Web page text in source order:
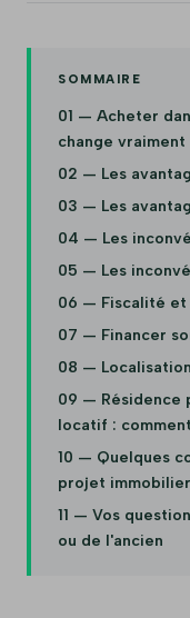
SOMMAIRE
01 — Acheter
change vraiment
02 — Les
03 — Les
04 — Les
05 — Les
06 — Fiscalité et
07 — Financer
08 —
09 — Résidence
locatif :
10 — Quelques
projet immobilier
11 — Vos
ou de l'ancien